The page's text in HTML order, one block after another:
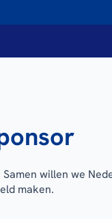
willen we
maken.